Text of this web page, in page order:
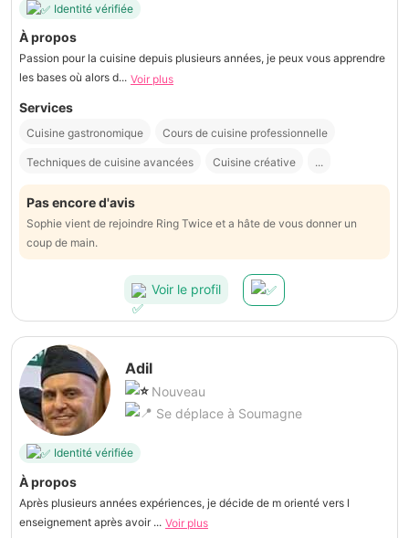
Identité vérifiée
À propos
Passion pour la cuisine depuis plusieurs années, je peux vous apprendre
les bases où alors d... Voir plus
Services
Cuisine gastronomique Cours de cuisine professionnelle
Techniques de cuisine avancées Cuisine créative ...
Pas encore d'avis
Sophie vient de rejoindre Ring Twice et a hâte de vous donner un
coup de main.
Voir le profil
Adil
Nouveau
Se déplace à Soumagne
Identité vérifiée
À propos
Après plusieurs années expériences, je décide de m orienté vers l
enseignement après avoir ... Voir plus